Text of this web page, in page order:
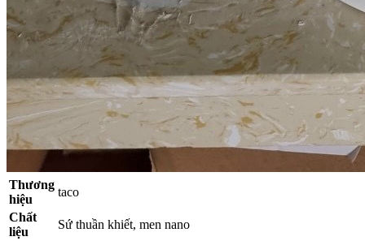
Thương
hiệu
taco
Chất
liệu
Sứ thuần khiết, men nano